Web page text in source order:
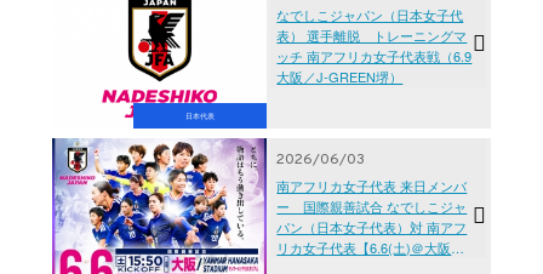
日本代表
なでしこジャパン（日本女子代
表） 選手離脱 トレーニングマ
ッチ 南アフリカ女子代表戦（6.9
大阪／J-GREEN堺）
2026/06/03
南アフリカ女子代表 来日メンバ
ー 国際親善試合 なでしこジャ
パン（日本女子代表）対 南アフ
リカ女子代表【6.6(土)＠大阪／